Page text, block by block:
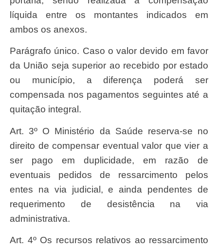
líquida entre os montantes indicados em
ambos os anexos.
Parágrafo único. Caso o valor devido em favor
da União seja superior ao recebido por estado
ou município, a diferença poderá ser
compensada nos pagamentos seguintes até a
quitação integral.
Art. 3º O Ministério da Saúde reserva-se no
direito de compensar eventual valor que vier a
ser pago em duplicidade, em razão de
eventuais pedidos de ressarcimento pelos
entes na via judicial, e ainda pendentes de
requerimento de desistência na via
administrativa.
Art. 4º Os recursos relativos ao ressarcimento